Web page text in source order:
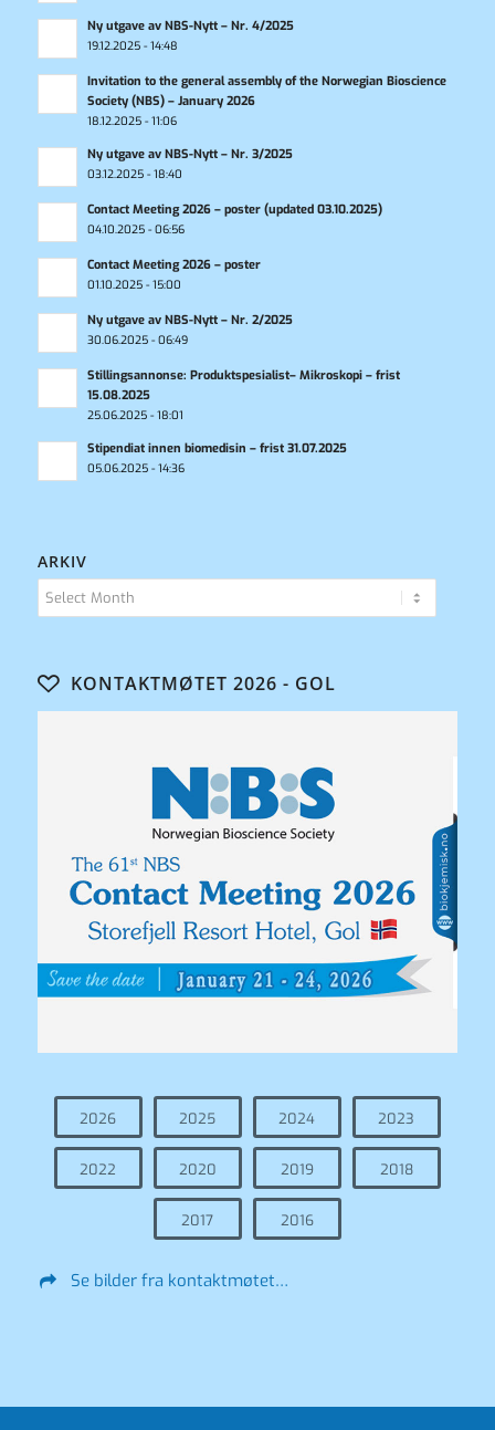
Ny utgave av NBS-Nytt – Nr. 4/2025
19.12.2025 - 14:48
Invitation to the general assembly of the Norwegian Bioscience
Society (NBS) – January 2026
18.12.2025 - 11:06
Ny utgave av NBS-Nytt – Nr. 3/2025
03.12.2025 - 18:40
Contact Meeting 2026 – poster (updated 03.10.2025)
04.10.2025 - 06:56
Contact Meeting 2026 – poster
01.10.2025 - 15:00
Ny utgave av NBS-Nytt – Nr. 2/2025
30.06.2025 - 06:49
Stillingsannonse: Produktspesialist– Mikroskopi – frist
15.08.2025
25.06.2025 - 18:01
Stipendiat innen biomedisin – frist 31.07.2025
05.06.2025 - 14:36
ARKIV
KONTAKTMØTET 2026 - GOL
2026 2025 2024 2023
2022 2020 2019 2018
2017 2016
Se bilder fra kontaktmøtet…